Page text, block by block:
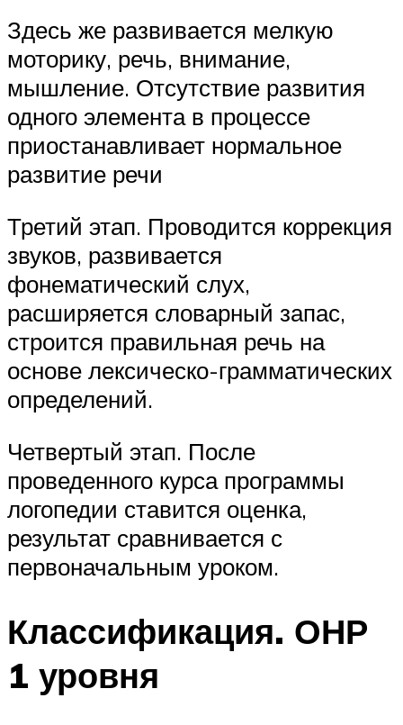
Здесь же развивается мелкую
моторику, речь, внимание,
мышление. Отсутствие развития
одного элемента в процессе
приостанавливает нормальное
развитие речи
Третий этап. Проводится коррекция
звуков, развивается
фонематический слух,
расширяется словарный запас,
строится правильная речь на
основе лексическо-грамматических
определений.
Четвертый этап. После
проведенного курса программы
логопедии ставится оценка,
результат сравнивается с
первоначальным уроком.
Классификация. ОНР
1 уровня